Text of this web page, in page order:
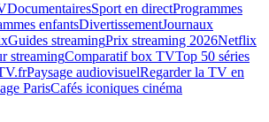
DocumentairesSport en directProgrammes
enfantsDivertissementJournaux
Guides streamingPrix streaming 2026Netflix
streamingComparatif box TVTop 50 séries
Paysage audiovisuelRegarder la TV en
ParisCafés iconiques cinéma